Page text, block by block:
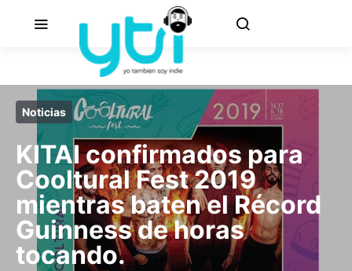
Noticias
KITAI confirmados para
Cooltural Fest 2019
mientras baten el Récord
Guinness de horas
tocando.